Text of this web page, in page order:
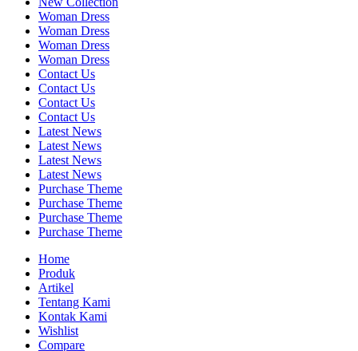
Woman Dress
Woman Dress
Woman Dress
Woman Dress
Contact Us
Contact Us
Contact Us
Contact Us
Latest News
Latest News
Latest News
Latest News
Purchase Theme
Purchase Theme
Purchase Theme
Purchase Theme
Home
Produk
Artikel
Tentang Kami
Kontak Kami
Wishlist
Compare